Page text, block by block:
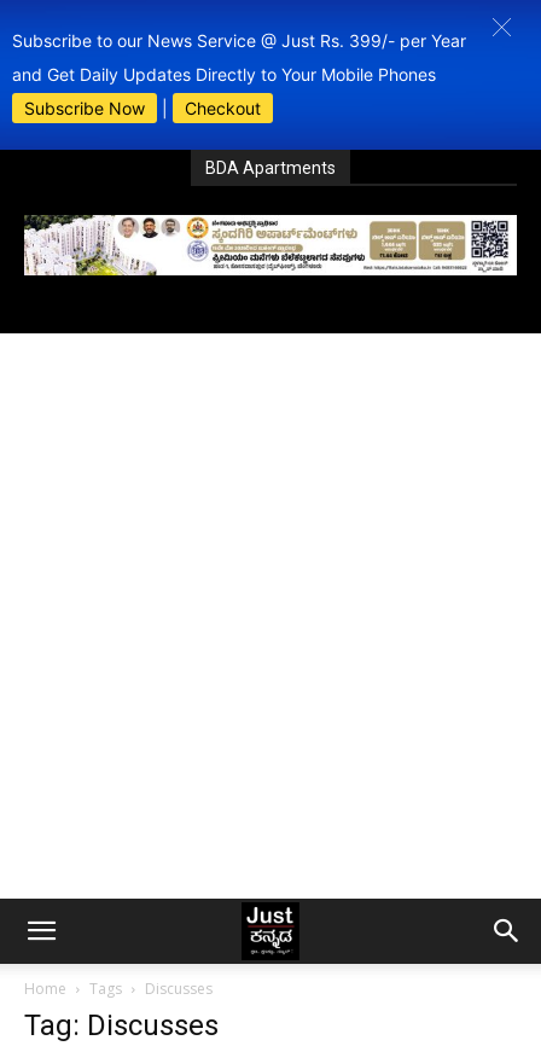
Subscribe to our News Service @ Just Rs. 399/- per Year
and Get Daily Updates Directly to Your Mobile Phones
Subscribe Now
Checkout
BDA Apartments
Home Tags Discusses
Tag: Discusses